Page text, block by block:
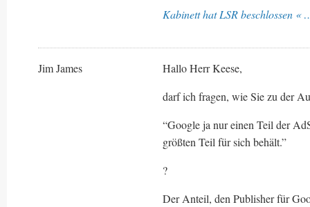
Kabinett hat LSR beschlossen
Jim James
Hallo Herr Keese,
darf ich fragen, wie Sie zu der
“Google ja nur einen Teil der
größten Teil für sich behält.”
?
Der Anteil, den Publisher für